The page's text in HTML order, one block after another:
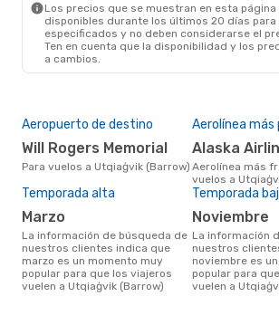
Los precios que se muestran en esta página
disponibles durante los últimos 20 días para
especificados y no deben considerarse el
Ten en cuenta que la disponibilidad y los
a cambios.
Aeropuerto de destino
Will Rogers Memorial
Para vuelos a Utqiaġvik (Barrow)
Aerolínea más
Alaska
Aerolínea más frecuentada con
vuelos a
Temporada alta
marzo
La información de búsqueda de
nuestros clientes indica que
marzo es un momento muy
popular para que los viajeros
vuelen a Utqiaġvik (Barrow)
Temporada
noviembre
La información de búsqueda de
nuestros
noviembre es
popular para
vuelen a